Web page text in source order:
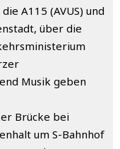
A115 (AVUS) und
über die
Musik geben
Brücke bei
um S-Bahnhof